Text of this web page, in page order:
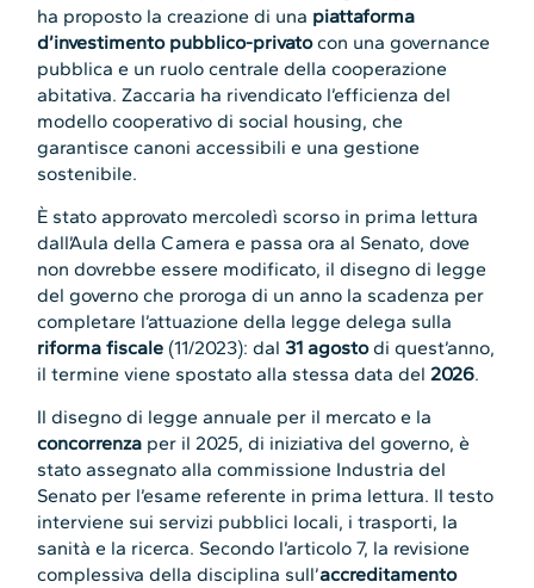
ha proposto la creazione di una piattaforma
d’investimento pubblico-privatocon una governance
pubblica e un ruolo centrale della cooperazione
abitativa. Zaccaria ha rivendicato l’efficienza del
modello cooperativo di social housing, che
garantisce canoni accessibili e una gestione
sostenibile.
È stato approvato mercoledì scorso in prima lettura
dall’Aula della Camera e passa ora al Senato, dove
non dovrebbe essere modificato, il disegno di legge
del governo che proroga di un anno la scadenza per
completare l’attuazione della legge delega sulla
riforma fiscale (11/2023): dal 31 agostodi quest’anno,
il termine viene spostato alla stessa data del2026.
Il disegno di legge annuale per il mercato e la
concorrenza per il 2025, di iniziativa del governo, è
stato assegnato alla commissione Industria del
Senato per l’esame referente in prima lettura. Il testo
interviene sui servizi pubblici locali, i trasporti, la
sanità e la ricerca. Secondo l’articolo 7, la revisione
complessiva della disciplina sull’accreditamento